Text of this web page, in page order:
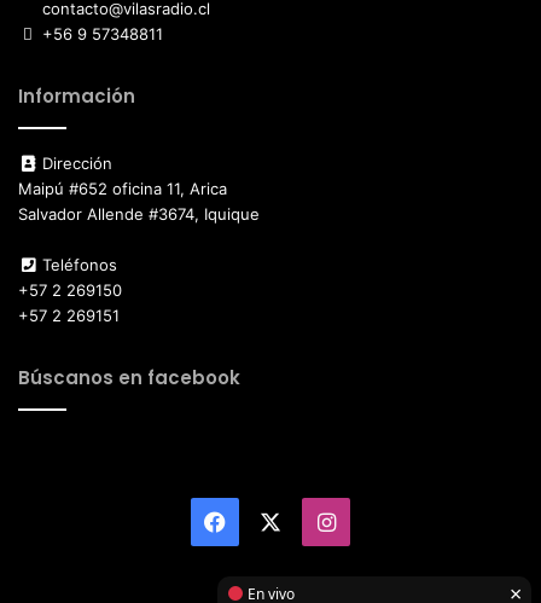
contacto@vilasradio.cl
+56 9 57348811
Información
Dirección
Maipú #652 oficina 11, Arica
Salvador Allende #3674, Iquique
Teléfonos
+57 2 269150
+57 2 269151
Búscanos en facebook
Facebook Instagram
En vivo ×